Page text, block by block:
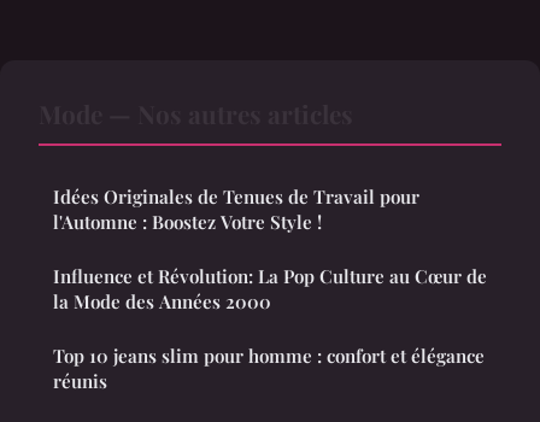
Idées Originales de Tenues de Travail pour
l'Automne : Boostez Votre Style !
Influence et Révolution: La Pop Culture au Cœur de
la Mode des Années 2000
Top 10 jeans slim pour homme : confort et élégance
réunis